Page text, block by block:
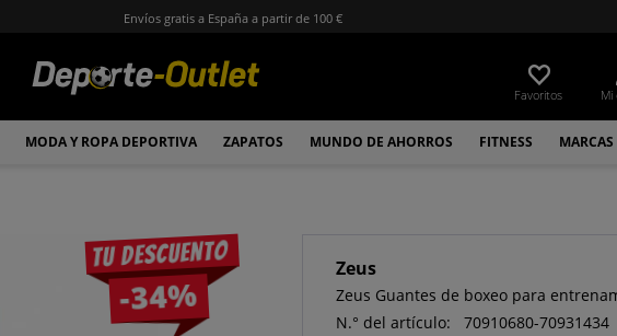
Envíos gratis a España a partir de 100 €
Favoritos Mi
MODA Y ROPA DEPORTIVA ZAPATOS MUNDO DE AHORROS FITNESS MARCAS
Tu descuento
-34%
Zeus
Zeus Guantes de boxeo para
N.° del artículo:
70910680-70931434